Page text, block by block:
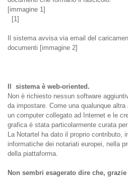
[immagine 1]
[1]
Il sistema avvisa via email del
documenti [immagine 2]
Il sistema è web-oriented.
Non è richiesto nessun software
da impostare. Come una qualunque
un computer collegato ad Internet e le
grafica è stata particolarmente curata
La Notartel ha dato il proprio contributo,
informatiche dei notariati europei, nella
della piattaforma.
Non sembri esagerato dire che,